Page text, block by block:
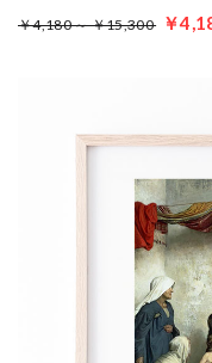
￥4,180 ～ ￥15,300 ￥